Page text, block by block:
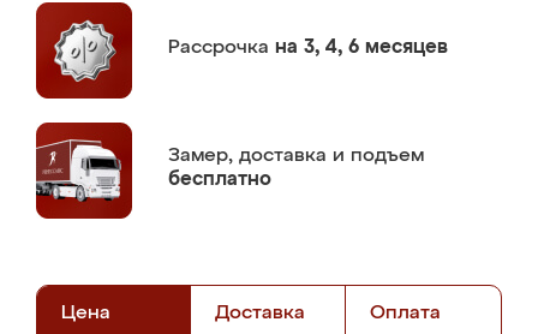
Рассрочка на 3, 4, 6 месяцев
Замер, доставка и подъем
бесплатно
Цена Доставка Оплата